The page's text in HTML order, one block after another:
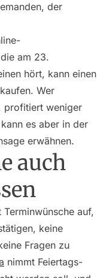
der
am 23.
hört, kann einen
Wer
profitiert weniger
es aber in der
erwähnen.
auch
auf,
keine
Fragen zu
nimmt Feiertags-